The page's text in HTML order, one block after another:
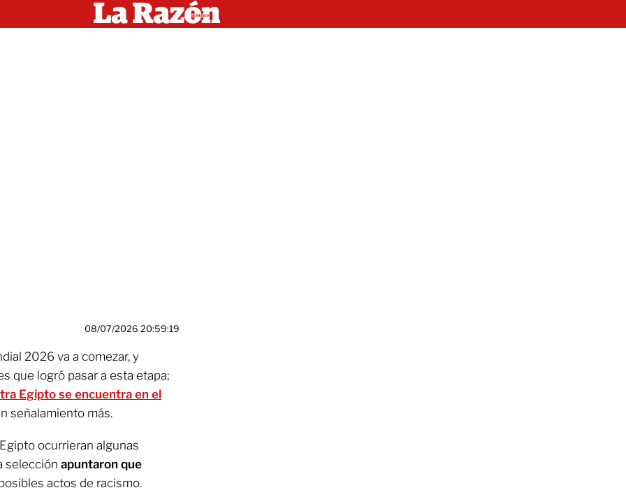
08/07/2026 20:59:19
2026 va a comezar, y
que logró pasar a esta etapa;
Egipto se encuentra en el
señalamiento más.
ocurrieran algunas
selección apuntaron que
actos de racismo.